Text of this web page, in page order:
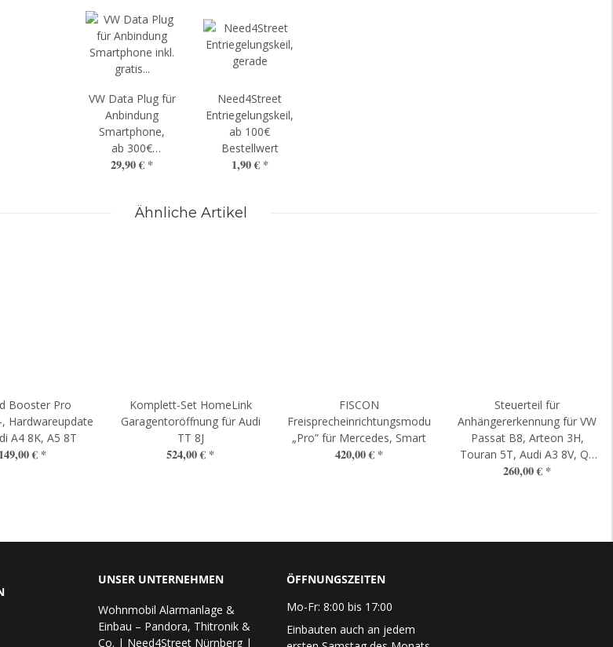
VW Data Plug für
Anbindung
Smartphone,
ab 300€
Bestellwert
29,90 € *
Need4Street
Entriegelungskeil,
ab 100€
Bestellwert
1,90 € *
Ähnliche Artikel
Booster Pro
Hardwareupdate
A4 8K, A5 8T
149,00 € *
Komplett-Set HomeLink
Garagentoröffnung für Audi
TT 8J
524,00 € *
FISCON
Freisprecheinrichtungsmodul
„Pro” für Mercedes, Smart
420,00 € *
Steuerteil für
Anhängererkennung für VW
Passat B8, Arteon 3H,
Touran 5T, Audi A3 8V, Q3
F3
260,00 € *
UNSER UNTERNEHMEN
Wohnmobil Alarmanlage &
Einbau – Pandora, Thitronik &
Co. | Need4Street Nürnberg |
ÖFFNUNGSZEITEN
Mo-Fr: 8:00 bis 17:00
Einbauten auch an jedem